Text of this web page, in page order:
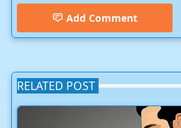
Add Comment
RELATED POST